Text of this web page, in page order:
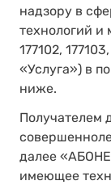
надзору в
технологий
177102,
«Услуга») в
ниже.
Получателем
далее
имеющее